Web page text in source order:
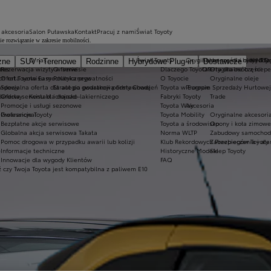
SUV i Terenowe Rodzinne Hybrydowe Plug-in
Dostawcze
Ekobonus dla hybryd
Oferta dla osób z
rat Toyota Easy
KINTO
Rezerwacja wizyty w serwisie
Oferta serwisu mechanicznego
Specjalna oferta dla aut po gwarancji podstawowej
Oferta serwisu blacharsko-lakierniczego
Promocje i usługi sezonowe
Gwarancje Toyoty
Bezpłatne akcje serwisowe
Globalna akcja serwisowa Takata
Pomoc drogowa w przypadku awarii lub kolizji
Informacje techniczne
Innowacje dla wygody Klientów
czy Twoja Toyota jest kompatybilna z paliwem E10
Oryginalne części i oleje
Oryginalne części
Oryginalne oleje
Program Sprzedaży
Trade
Akcesoria
Oryginalne
Opony i koła zimowe
Zabudowy
Zabezpieczenia i
Sklep Toyoty
Salon Puławska
O nas
O firmie
Polityka prywatności
Strategia podatkowa firmy Chodzeń
Kontakt i dojazd
KontaktPracuj z namiŚwiat Toyoty
Świat Toyoty
Dlaczego Toyota?
O Toyocie
Toyota w Europie
Fabryki Toyoty
Toyota Way
Toyota Mobility
Toyota a środowisko
Norma WLTP
Klub Rekordowych Przebiegów Toyoty
Historyczne Modele
FAQ
rozwiązanie w zakresie mobilności.